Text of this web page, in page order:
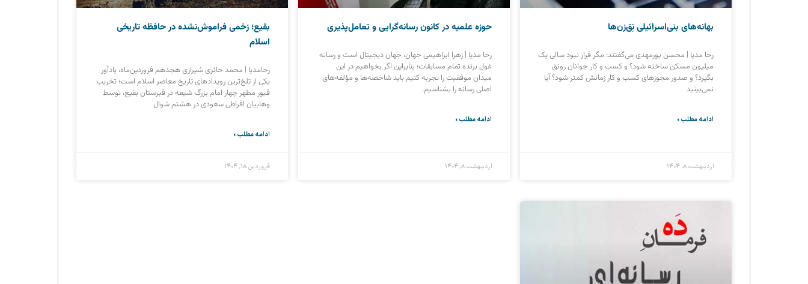
بهانه‌های بنی‌اسرائیلی نِق‌زن‌ها
رحا مدیا | محسن پورمهدی می‌گفتند: مگر قرار نبود سالی یک
میلیون مسکن ساخته شود؟ و کسب و کار جوانان رونق
بگیرد؟ و صدور مجوزهای کسب و کار زمانش کمتر شود؟ آیا
نمی‌بینید
ادامه مطلب »
اردیبهشت ۸, ۱۴۰۴
حوزه‌ علمیه در کانون رسانه‌گرایی و تعامل‌پذیری
رحا مدیا | زهرا ابراهیمی جهان، جهان دیجیتال است و رسانه
غول برنده تمام مسابقات؛ بنابراین اگر بخواهیم در این
میدان موفقیت را تجربه کنیم باید شاخصه‌ها و مؤلفه‌های
اصلی رسانه را بشناسیم.
ادامه مطلب »
اردیبهشت ۸, ۱۴۰۴
بقیع؛ زخمی فراموش‌نشده در حافظه تاریخی
اسلام
رحامدیا | محمد حائری شیرازی هجدهم فروردین‌ماه، یادآور
یکی از تلخ‌ترین رویدادهای تاریخ معاصر اسلام است؛ تخریب
قبور مطهر چهار امام بزرگ شیعه در قبرستان بقیع، توسط
وهابیان افراطی سعودی در هشتم شوال
ادامه مطلب »
فروردین ۱۸, ۱۴۰۴